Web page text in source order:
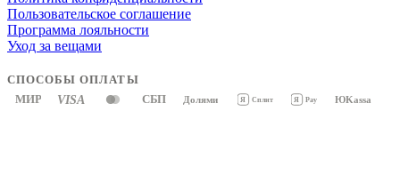
Пользовательское соглашение
Программа лояльности
Уход за вещами
СПОСОБЫ ОПЛАТЫ
МИР VISA СБП Долями Я Сплит Я Pay ЮKassa